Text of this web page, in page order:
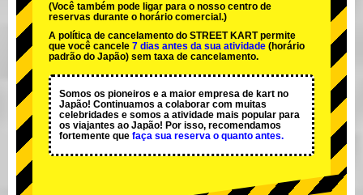
(Você também pode ligar para o nosso centro de
reservas durante o horário comercial.)
A política de cancelamento do STREET KART permite
que você cancele 7 dias antes da sua atividade (horário
padrão do Japão) sem taxa de cancelamento.
Somos os pioneiros e a maior empresa de kart no
Japão! Continuamos a colaborar com muitas
celebridades e somos a atividade mais popular para
os viajantes ao Japão! Por isso, recomendamos
fortemente que faça sua reserva o quanto antes.